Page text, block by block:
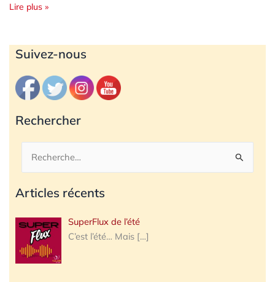
Lire plus »
Suivez-nous
Rechercher
Rechercher :
Articles récents
SuperFlux de l’été
C’est l’été… Mais […]
Archives